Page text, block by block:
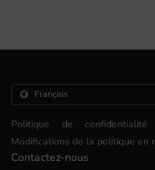
Politique de confidentialité
Modifications de la politique en
Contactez-nous